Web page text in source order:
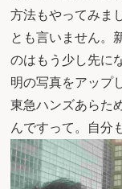
方法もやってみま
とも言いません。
のはもう少し先に
明の写真をアップ
東急ハンズあらた
んですって。自分